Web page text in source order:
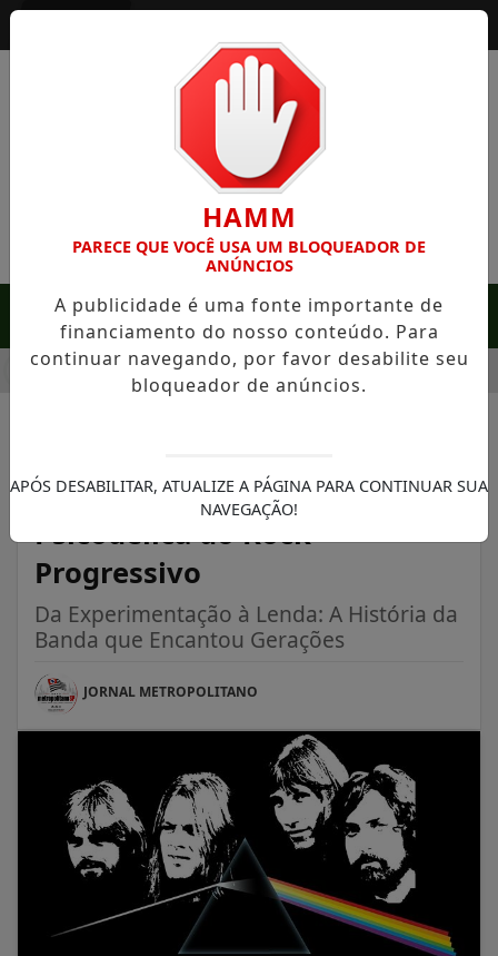
MENU
SERRA NEGRA: FAZENDA COM 488 HECTARES UNE ALTA
Pink Floyd - A Jornada
Psicodélica do Rock
Progressivo
Da Experimentação à Lenda: A História da
Banda que Encantou Gerações
JORNAL METROPOLITANO
HAMM
PARECE QUE VOCÊ USA UM BLOQUEADOR DE
ANÚNCIOS
A publicidade é uma fonte importante de
financiamento do nosso conteúdo. Para
continuar navegando, por favor desabilite seu
bloqueador de anúncios.
APÓS DESABILITAR, ATUALIZE A PÁGINA PARA CONTINUAR SUA
NAVEGAÇÃO!